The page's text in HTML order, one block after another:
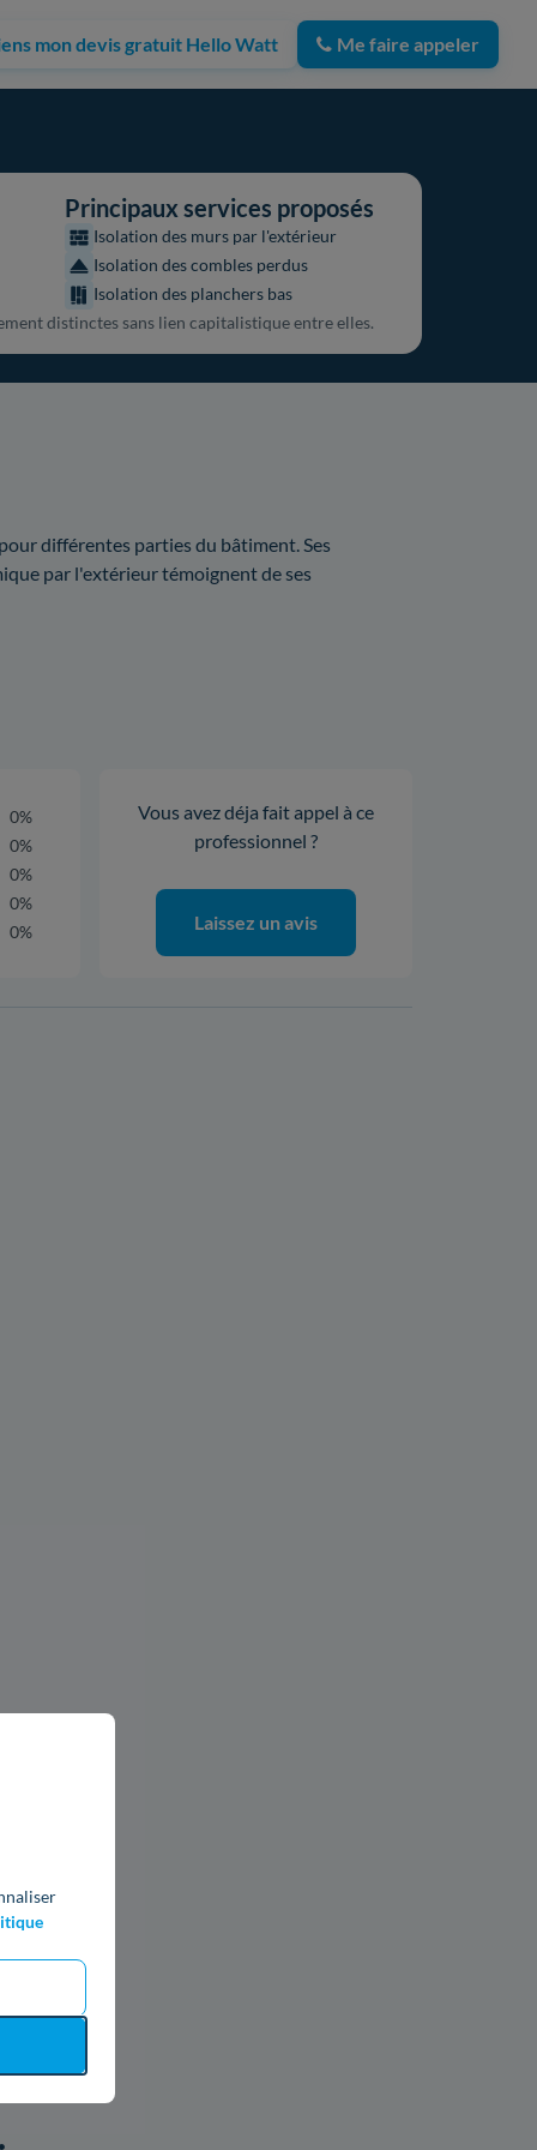
mon devis gratuit Hello Watt Me faire appeler
Principaux services proposés
Isolation des murs par l'extérieur
Isolation des combles perdus
Isolation des planchers bas
distinctes sans lien capitalistique entre elles.
différentes parties du bâtiment. Ses
par l'extérieur témoignent de ses
0%
0%
0%
0%
0%
Vous avez déja fait appel à ce
professionnel ?
Laissez un avis